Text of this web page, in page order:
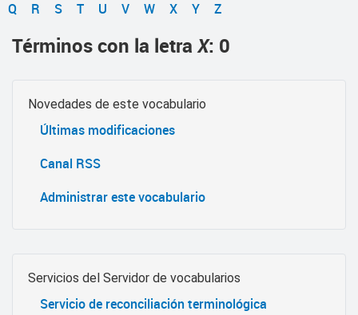
Q
R S T U V W X Y Z
Términos con la letraX: 0
Novedades de este vocabulario
Últimas modificaciones
Canal RSS
Administrar este vocabulario
Servicios del Servidor de vocabularios
Servicio de reconciliación terminológica